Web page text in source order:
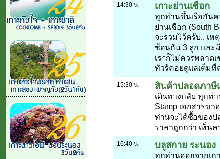
14:30 น เกาะย่านเชือก
ทุกท่านขึ้นเรือกันค
ย่านเชือก (South
จะรวมไว้ครับ.. เห
ซ้อนกัน 3 ลูก และ
เราก็ไม่ควรพลาด
ทัวร์คอยดูแลเต็มที่
15:30 น. สินค้าปลอดภาษี
เดินทางกลับ ทุกท่า
Stamp เอกสารข
ท่านจะได้ซื้อของ
ราคาถูกกว่า เห็น
16:40 น. บลูสกาย ระนอง
ทุกท่านออกจากเก